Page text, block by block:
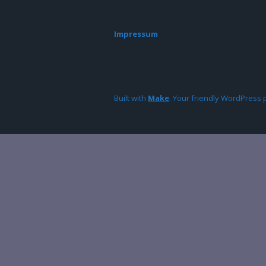
Impressum
Built with Make. Your friendly WordPress